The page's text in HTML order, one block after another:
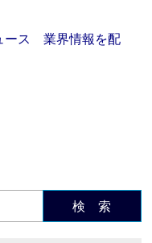
ース 業界情報を配
検 索